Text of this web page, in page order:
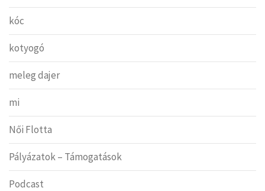
kóc
kotyogó
meleg dajer
mi
Női Flotta
Pályázatok – Támogatások
Podcast